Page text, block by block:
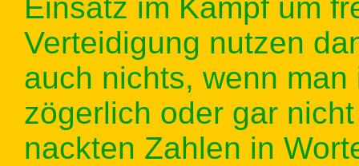
Einsatz im Kampf um
Verteidigung nutzen
auch nichts, wenn
zögerlich oder gar
nackten Zahlen in